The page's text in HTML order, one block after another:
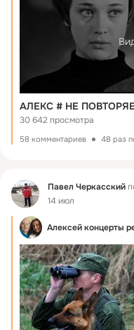
30 642 просмотра
58 комментариев 48 раз
Фид Павел Черкасский
14 июл
Алексей концерты